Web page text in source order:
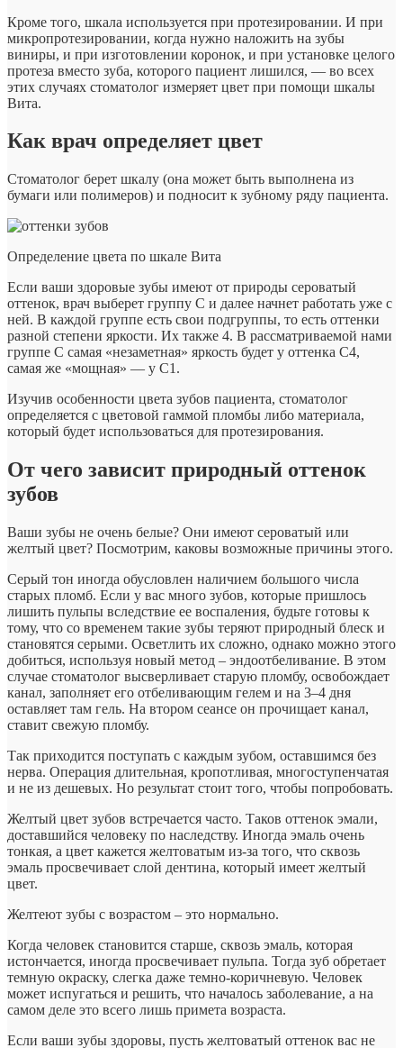
Кроме того, шкала используется при протезировании. И при
микропротезировании, когда нужно наложить на зубы
виниры, и при изготовлении коронок, и при установке целого
протеза вместо зуба, которого пациент лишился, — во всех
этих случаях стоматолог измеряет цвет при помощи шкалы
Вита.
Как врач определяет цвет
Стоматолог берет шкалу (она может быть выполнена из
бумаги или полимеров) и подносит к зубному ряду пациента.
Определение цвета по шкале Вита
Если ваши здоровые зубы имеют от природы сероватый
оттенок, врач выберет группу С и далее начнет работать уже с
ней. В каждой группе есть свои подгруппы, то есть оттенки
разной степени яркости. Их также 4. В рассматриваемой нами
группе С самая «незаметная» яркость будет у оттенка С4,
самая же «мощная» — у С1.
Изучив особенности цвета зубов пациента, стоматолог
определяется с цветовой гаммой пломбы либо материала,
который будет использоваться для протезирования.
От чего зависит природный оттенок
зубов
Ваши зубы не очень белые? Они имеют сероватый или
желтый цвет? Посмотрим, каковы возможные причины этого.
Серый тон иногда обусловлен наличием большого числа
старых пломб. Если у вас много зубов, которые пришлось
лишить пульпы вследствие ее воспаления, будьте готовы к
тому, что со временем такие зубы теряют природный блеск и
становятся серыми. Осветлить их сложно, однако можно этого
добиться, используя новый метод – эндоотбеливание. В этом
случае стоматолог высверливает старую пломбу, освобождает
канал, заполняет его отбеливающим гелем и на 3–4 дня
оставляет там гель. На втором сеансе он прочищает канал,
ставит свежую пломбу.
Так приходится поступать с каждым зубом, оставшимся без
нерва. Операция длительная, кропотливая, многоступенчатая
и не из дешевых. Но результат стоит того, чтобы попробовать.
Желтый цвет зубов встречается часто. Таков оттенок эмали,
доставшийся человеку по наследству. Иногда эмаль очень
тонкая, а цвет кажется желтоватым из-за того, что сквозь
эмаль просвечивает слой дентина, который имеет желтый
цвет.
Желтеют зубы с возрастом – это нормально.
Когда человек становится старше, сквозь эмаль, которая
истончается, иногда просвечивает пульпа. Тогда зуб обретает
темную окраску, слегка даже темно-коричневую. Человек
может испугаться и решить, что началось заболевание, а на
самом деле это всего лишь примета возраста.
Если ваши зубы здоровы, пусть желтоватый оттенок вас не